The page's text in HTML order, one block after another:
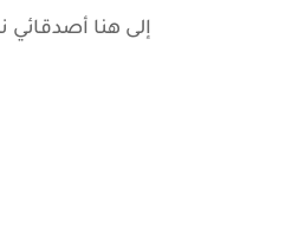
إلى هنا أصدقائي